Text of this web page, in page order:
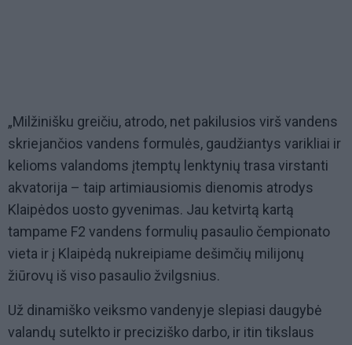
„Milžinišku greičiu, atrodo, net pakilusios virš vandens
skriejančios vandens formulės, gaudžiantys varikliai ir
kelioms valandoms įtemptų lenktynių trasa virstanti
akvatorija – taip artimiausiomis dienomis atrodys
Klaipėdos uosto gyvenimas. Jau ketvirtą kartą
tampame F2 vandens formulių pasaulio čempionato
vieta ir į Klaipėdą nukreipiame dešimčių milijonų
žiūrovų iš viso pasaulio žvilgsnius.
Už dinamiško veiksmo vandenyje slepiasi daugybė
valandų sutelkto ir preciziško darbo, ir itin tikslaus